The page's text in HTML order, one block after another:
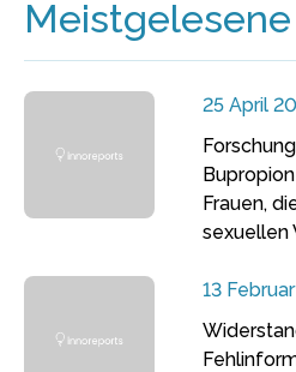
25 April
Frauen,
sexuellen
13